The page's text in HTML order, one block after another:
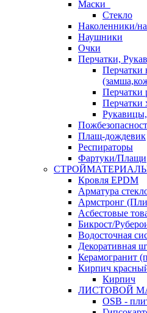
Маски
Стекло
Наколенники/
Наушники
Очки
Перчатки,
Перчатки
Перчатки
Перчатки
Плащ-дождевик
Респираторы
Фартуки/Плащи
Кровля ЕРDM
Арматура
Армстронг
Асбестовые
Бикрост/
Водосточная
Декоративная
Керамогранит
Кирпич
Кирпич
ЛИСТОВОЙ
OSB -